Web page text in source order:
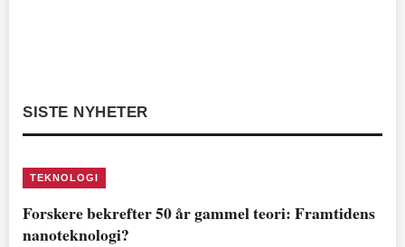
SISTE NYHETER
TEKNOLOGI
Forskere bekrefter 50 år gammel teori: Framtidens
nanoteknologi?